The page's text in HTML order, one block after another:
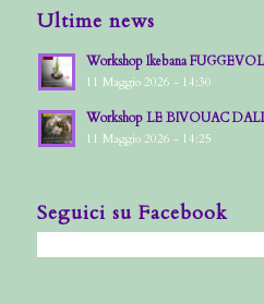
Ultime news
Workshop Ikebana
11 Maggio 2026 - 14:30
Workshop LE BIVOUAC
11 Maggio 2026 - 14:25
Seguici su Facebook